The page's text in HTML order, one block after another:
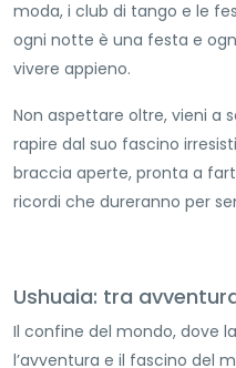
moda, i club di tango e le
ogni notte è una festa e
vivere appieno.
Non aspettare oltre, vieni a
rapire dal suo fascino
braccia aperte, pronta a
ricordi che dureranno per
Ushuaia: tra
Il confine del mondo, dove
l’avventura e il fascino del